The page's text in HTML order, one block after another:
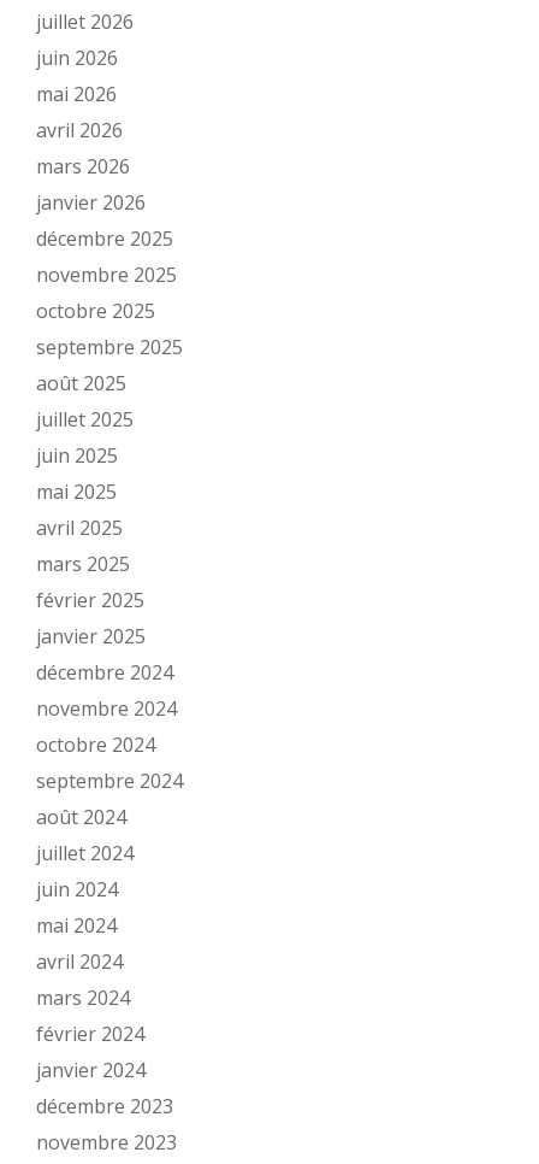
juillet 2026
juin 2026
mai 2026
avril 2026
mars 2026
janvier 2026
décembre 2025
novembre 2025
octobre 2025
septembre 2025
août 2025
juillet 2025
juin 2025
mai 2025
avril 2025
mars 2025
février 2025
janvier 2025
décembre 2024
novembre 2024
octobre 2024
septembre 2024
août 2024
juillet 2024
juin 2024
mai 2024
avril 2024
mars 2024
février 2024
janvier 2024
décembre 2023
novembre 2023